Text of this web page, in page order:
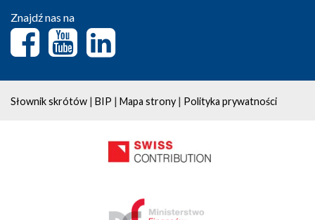
Znajdź nas na
Słownik skrótów | BIP | Mapa strony | Polityka prywatności